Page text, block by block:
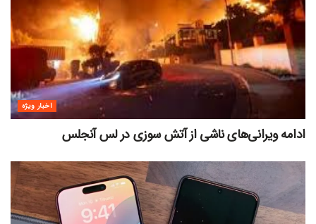
اخبار ویژه
ادامه ویرانی‌های ناشی از آتش سوزی در لس آنجلس